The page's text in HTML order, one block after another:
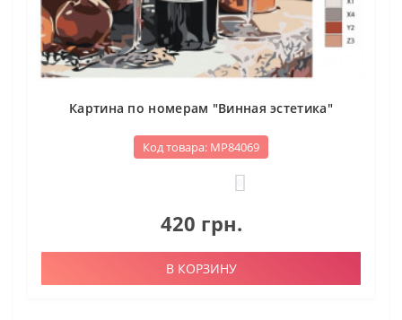
Картина по номерам "Винная эстетика"
Код товара: МР84069
420 грн.
В КОРЗИНУ